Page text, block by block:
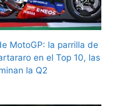
MotoGP: la parrilla de
en el Top 10, las
la Q2